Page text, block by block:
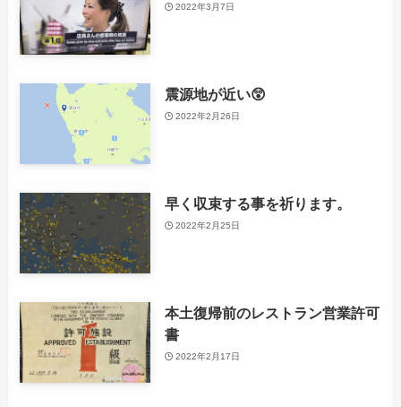
2022年3月7日
震源地が近い😲
2022年2月26日
早く収束する事を祈ります。
2022年2月25日
本土復帰前のレストラン営業許可
書
2022年2月17日